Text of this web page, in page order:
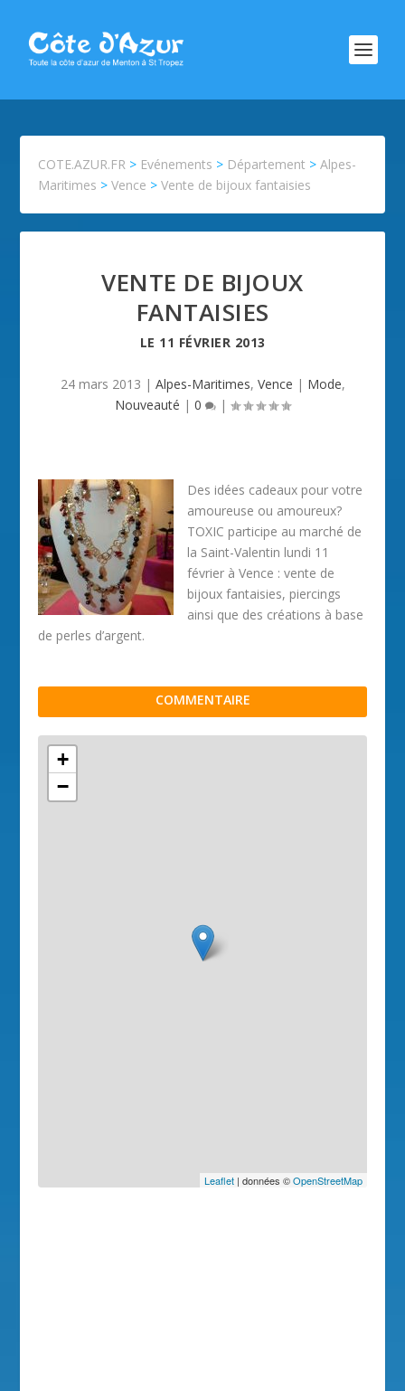
COTE.AZUR.FR > Evénements > Département >Alpes-
Maritimes >Vence >Vente de bijoux fantaisies
VENTE DE BIJOUX
FANTAISIES
LE 11 FÉVRIER 2013
24 mars 2013 | Alpes-Maritimes, Vence | Mode,
Nouveauté | 0 |
Des idées cadeaux pour votre
amoureuse ou amoureux?
TOXIC participe au marché de
la Saint-Valentin lundi 11
février à Vence : vente de
bijoux fantaisies, piercings
ainsi que des créations à base
de perles d’argent.
COMMENTAIRE
+
−
Leaflet| données ©OpenStreetMap